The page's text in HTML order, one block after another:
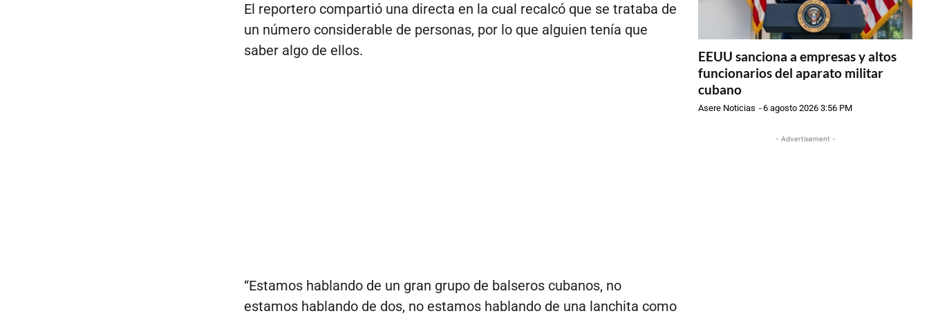
El reportero compartió una directa en la cual recalcó que se trataba de
un número considerable de personas, por lo que alguien tenía que
saber algo de ellos.
“Estamos hablando de un gran grupo de balseros cubanos, no
estamos hablando de dos, no estamos hablando de una lanchita como
EEUU sanciona a empresas y altos
funcionarios del aparato militar
cubano
Asere Noticias -6 agosto 2026 3:56 PM
- Advertisement -